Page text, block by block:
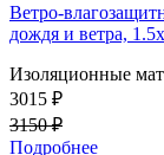
Ветро-
дождя и ветра,
Изоляционные
3015 ₽
3150 ₽
Подробнее